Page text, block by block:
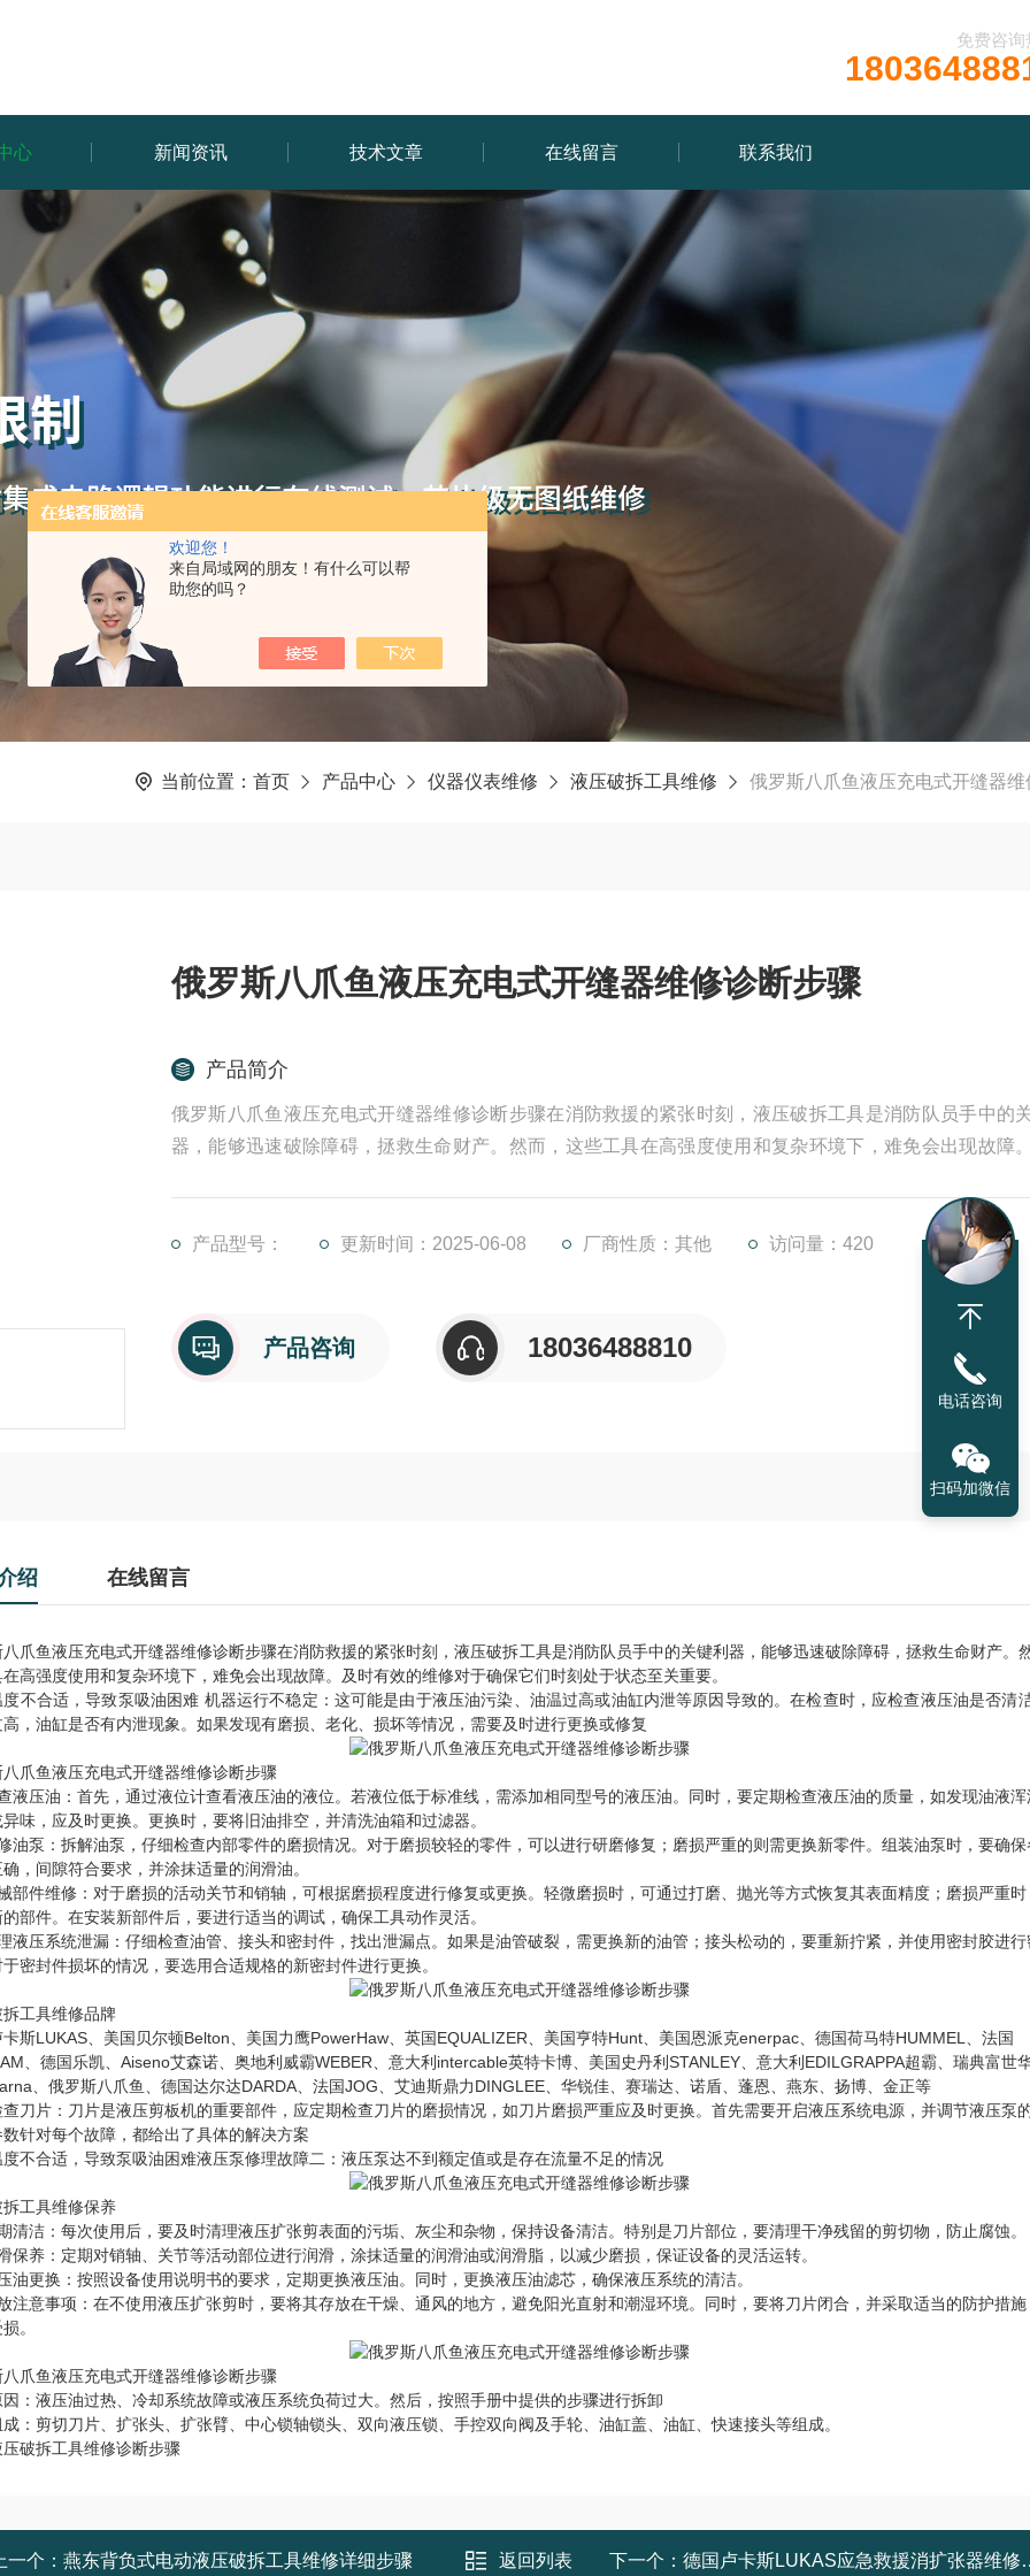
欢迎您！
来自局域网的朋友！有什么可以帮
助您的吗？
免费咨询
心 新闻资讯 技术文章 在线留言 联系我们
当前位置： 首页 产品中心 仪器仪表维修 液压破拆工具维修 俄罗斯八爪鱼液压充电式开缝器
俄罗斯八爪鱼液压充电式开缝器维修诊断步骤
产品简介
俄罗斯八爪鱼液压充电式开缝器维修诊断步骤在消防救援的紧张时刻，液压破拆工具是消防队员手中的
器，能够迅速破除障碍，拯救生命财产。然而，这些工具在高强度使用和复杂环境下，难免会出现故障
油液温度不合适，导致泵吸油困难 机器运行不稳定：这可能是由于液压油污染、油温过高或油缸内泄等
致的。在检查时，应检查液压油是否清洁，油温是否过高，油缸是否有内
产品型号： 更新时间：2025-06-08 厂商性质：其他 访问量：420
产品咨询 18036488810
绍 在线留言
爪鱼液压充电式开缝器维修诊断步骤在消防救援的紧张时刻，液压破拆工具是消防队员手中的关键利器，能够迅速破除障碍，拯救生命财产。
高强度使用和复杂环境下，难免会出现故障。及时有效的维修对于确保它们时刻处于状态至关重要。
度不合适，导致泵吸油困难 机器运行不稳定：这可能是由于液压油污染、油温过高或油缸内泄等原因导致的。在检查时，应检查液压油是否清
，油缸是否有内泄现象。如果发现有磨损、老化、损坏等情况，需要及时进行更换或修复
爪鱼液压充电式开缝器维修诊断步骤
液压油：首先，通过液位计查看液压油的液位。若液位低于标准线，需添加相同型号的液压油。同时，要定期检查液压油的质量，如发现油液
味，应及时更换。更换时，要将旧油排空，并清洗油箱和过滤器。
油泵：拆解油泵，仔细检查内部零件的磨损情况。对于磨损较轻的零件，可以进行研磨修复；磨损严重的则需更换新零件。组装油泵时，要确
，间隙符合要求，并涂抹适量的润滑油。
部件维修：对于磨损的活动关节和销轴，可根据磨损程度进行修复或更换。轻微磨损时，可通过打磨、抛光等方式恢复其表面精度；磨损严重
部件。在安装新部件后，要进行适当的调试，确保工具动作灵活。
液压系统泄漏：仔细检查油管、接头和密封件，找出泄漏点。如果是油管破裂，需更换新的油管；接头松动的，要重新拧紧，并使用密封胶进
密封件损坏的情况，要选用合适规格的新密封件进行更换。
工具维修品牌
斯LUKAS、美国贝尔顿Belton、美国力鹰PowerHaw、英国EQUALIZER、美国亨特Hunt、美国恩派克enerpac、德国荷马特HUMMEL、法国
、德国乐凯、Aiseno艾森诺、奥地利威霸WEBER、意大利intercable英特卡博、美国史丹利STANLEY、意大利EDILGRAPPA超霸、瑞典富世
、俄罗斯八爪鱼、德国达尔达DARDA、法国JOG、艾迪斯鼎力DINGLEE、华锐佳、赛瑞达、诺盾、蓬恩、燕东、扬博、金正等
刀片：刀片是液压剪板机的重要部件，应定期检查刀片的磨损情况，如刀片磨损严重应及时更换。首先需要开启液压系统电源，并调节液压泵
针对每个故障，都给出了具体的解决方案
不合适，导致泵吸油困难液压泵修理故障二：液压泵达不到额定值或是存在流量不足的情况
工具维修保养
清洁：每次使用后，要及时清理液压扩张剪表面的污垢、灰尘和杂物，保持设备清洁。特别是刀片部位，要清理干净残留的剪切物，防止腐蚀。
保养：定期对销轴、关节等活动部位进行润滑，涂抹适量的润滑油或润滑脂，以减少磨损，保证设备的灵活运转。
油更换：按照设备使用说明书的要求，定期更换液压油。同时，更换液压油滤芯，确保液压系统的清洁。
注意事项：在不使用液压扩张剪时，要将其存放在干燥、通风的地方，避免阳光直射和潮湿环境。同时，要将刀片闭合，并采取适当的防护措
。
爪鱼液压充电式开缝器维修诊断步骤
：液压油过热、冷却系统故障或液压系统负荷过大。然后，按照手册中提供的步骤进行拆卸
：剪切刀片、扩张头、扩张臂、中心锁轴锁头、双向液压锁、手控双向阀及手轮、油缸盖、油缸、快速接头等组成。
破拆工具维修诊断步骤
一个： 燕东背负式电动液压破拆工具维修详细步骤 返回列表 下一个： 德国卢卡斯LUKAS应急救援消扩张器维修服务中心
电话咨询
扫码加微信